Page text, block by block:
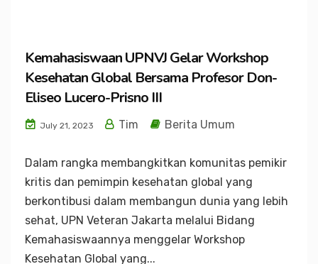
Kemahasiswaan UPNVJ Gelar Workshop
Kesehatan Global Bersama Profesor Don-
Eliseo Lucero-Prisno III
July 21, 2023 Tim Berita Umum
Dalam rangka membangkitkan komunitas pemikir
kritis dan pemimpin kesehatan global yang
berkontibusi dalam membangun dunia yang lebih
sehat, UPN Veteran Jakarta melalui Bidang
Kemahasiswaannya menggelar Workshop
Kesehatan Global yang...